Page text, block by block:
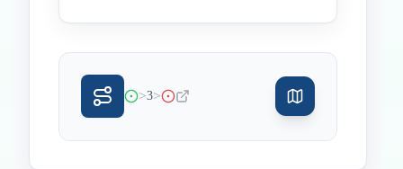
>3>